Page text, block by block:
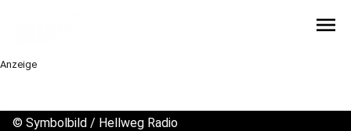
menu
Anzeige
© Symbolbild / Hellweg Radio